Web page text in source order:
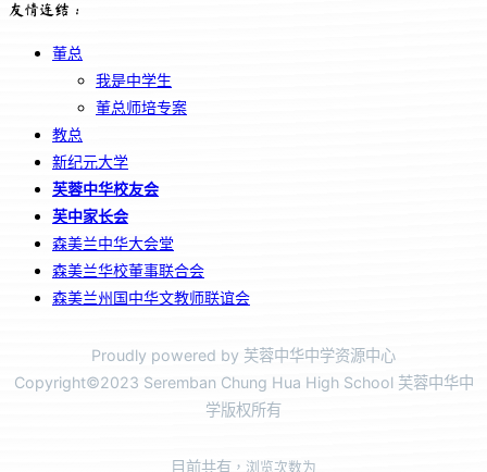
友情连结：
董总
我是中学生
董总师培专案
教总
新纪元大学
芙蓉中华校友会
芙中家长会
森美兰中华大会堂
森美兰华校董事联合会
森美兰州国中华文教师联谊会
Proudly powered by 芙蓉中华中学资源中心
Copyright©2023 Seremban Chung Hua High School 芙蓉中华中
学版权所有
目前共有 ，浏览次数为